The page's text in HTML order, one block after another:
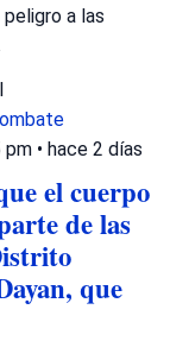
a las
pm • hace 2 días
el cuerpo
de las
que